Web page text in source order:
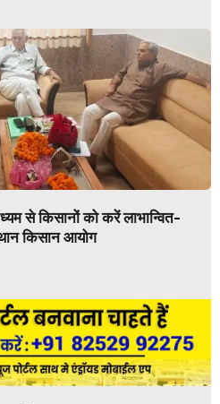
से किसानों को करें लाभान्वित-
किसान आयोग